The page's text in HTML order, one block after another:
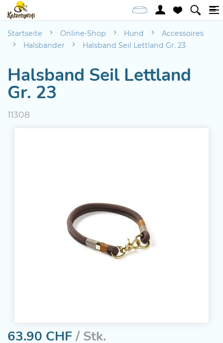
Startseite Online-Shop Hund
Accessoires
Halsbänder
Halsband Seil Lettland Gr. 23
Halsband Seil Lettland
Gr. 23
11308
63.90 CHF/ Stk.